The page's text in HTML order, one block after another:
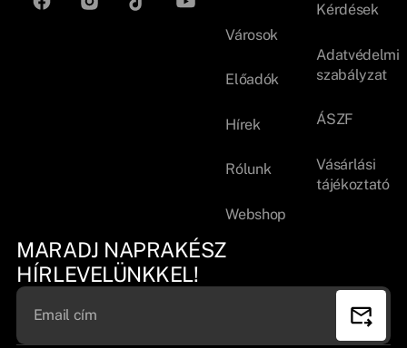
Városok
Előadók
Hírek
Rólunk
Webshop
Kérdések
Adatvédelmi
szabályzat
ÁSZF
Vásárlási
tájékoztató
MARADJ NAPRAKÉSZ
HÍRLEVELÜNKKEL!